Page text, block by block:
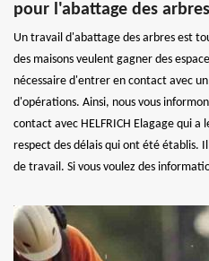
pour l'abattage des
Un travail d'abattage des arbres est
des maisons veulent gagner des
nécessaire d'entrer en contact avec
d'opérations. Ainsi, nous vous
contact avec HELFRICH Elagage qui a
respect des délais qui ont été établis.
de travail. Si vous voulez des